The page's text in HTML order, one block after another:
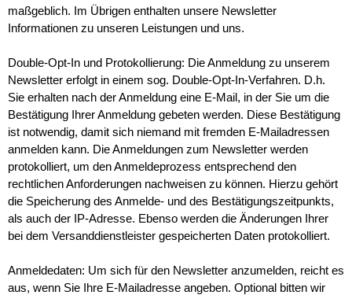
maßgeblich. Im Übrigen enthalten unsere Newsletter
Informationen zu unseren Leistungen und uns.
Double-Opt-In und Protokollierung: Die Anmeldung zu unserem
Newsletter erfolgt in einem sog. Double-Opt-In-Verfahren. D.h.
Sie erhalten nach der Anmeldung eine E-Mail, in der Sie um die
Bestätigung Ihrer Anmeldung gebeten werden. Diese Bestätigung
ist notwendig, damit sich niemand mit fremden E-Mailadressen
anmelden kann. Die Anmeldungen zum Newsletter werden
protokolliert, um den Anmeldeprozess entsprechend den
rechtlichen Anforderungen nachweisen zu können. Hierzu gehört
die Speicherung des Anmelde- und des Bestätigungszeitpunkts,
als auch der IP-Adresse. Ebenso werden die Änderungen Ihrer
bei dem Versanddienstleister gespeicherten Daten protokolliert.
Anmeldedaten: Um sich für den Newsletter anzumelden, reicht es
aus, wenn Sie Ihre E-Mailadresse angeben. Optional bitten wir